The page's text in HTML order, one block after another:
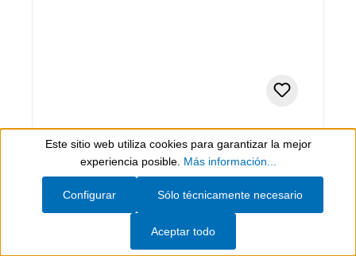
280 ml (Set), gris
Flex 310 M® Clásico Polímero MS
Adhesivo elástico a base de polímero MS para
Show toolbar
Este sitio web utiliza cookies para garantizar la mejor
experiencia posible. Más información...
Sólo técnicamente necesario
Configurar
Aceptar todo